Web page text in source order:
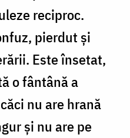
reciproc.
pierdut și
Este însetat,
o fântână a
nu are hrană
și nu are pe